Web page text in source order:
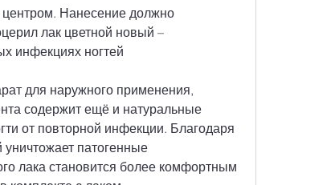
лак цветной новый –
инфекциях ногтей
для наружного применения,
содержит ещё и натуральные
от повторной инфекции. Благодаря
патогенные
лака становится более комфортным